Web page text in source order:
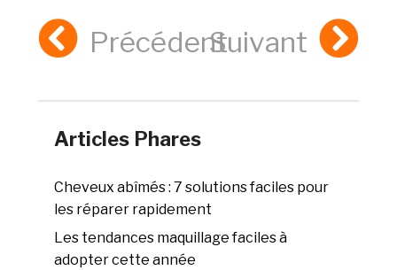
PrécédentSuivant
Articles Phares
Cheveux abîmés : 7 solutions faciles pour
les réparer rapidement
Les tendances maquillage faciles à
adopter cette année